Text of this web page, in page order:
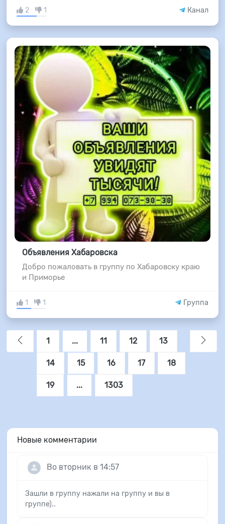
2 1 Канал
Объявления Хабаровска
Добро пожаловать в группу по Хабаровску краю
и Приморье
1 1 Группа
1 ... 11 12 13
14 15 16 17 18
19 ... 1303
Новые комментарии
Во вторник в 14:57
Зашли в группу нажали на группу и вы в
группе)..